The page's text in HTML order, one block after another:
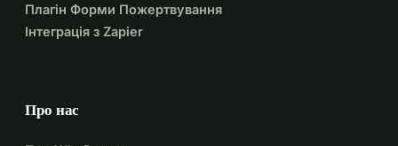
Плагін Форми Пожертвування
Інтеграція з Zapier
Про нас